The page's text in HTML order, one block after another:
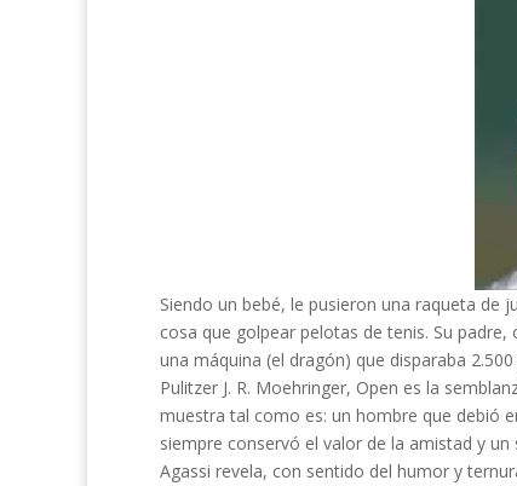
Siendo un bebé, le pusieron una raqueta de
cosa que golpear pelotas de tenis. Su
una máquina (el dragón) que disparaba
Pulitzer J. R. Moehringer, Open es la
muestra tal como es: un hombre que debió
siempre conservó el valor de la amistad y
Agassi revela, con sentido del humor y